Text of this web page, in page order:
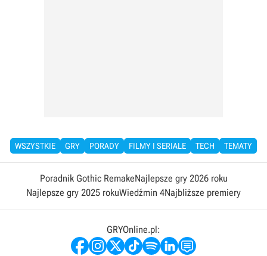
WSZYSTKIE GRY PORADY FILMY I SERIALE TECH TEMATY
Poradnik Gothic RemakeNajlepsze gry 2026 roku
Najlepsze gry 2025 rokuWiedźmin 4Najbliższe premiery
GRYOnline.pl: